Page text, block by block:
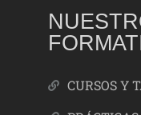
CURSOS Y